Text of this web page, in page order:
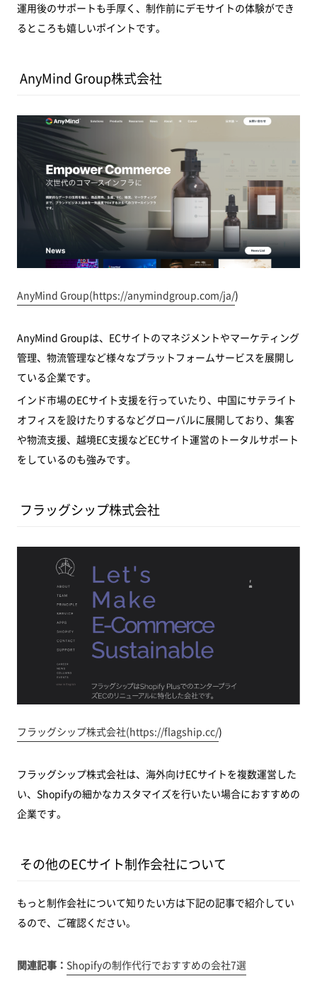
運用後のサポートも手厚く、制作前にデモサイトの体験ができ
るところも嬉しいポイントです。
AnyMind Group株式会社
AnyMind Group(https://anymindgroup.com/ja/)
AnyMind Groupは、ECサイトのマネジメントやマーケティング
管理、物流管理など様々なプラットフォームサービスを展開し
ている企業です。
インド市場のECサイト支援を行っていたり、中国にサテライト
オフィスを設けたりするなどグローバルに展開しており、集客
や物流支援、越境EC支援などECサイト運営のトータルサポート
をしているのも強みです。
フラッグシップ株式会社
フラッグシップ株式会社(https://flagship.cc/)
フラッグシップ株式会社は、海外向けECサイトを複数運営した
い、Shopifyの細かなカスタマイズを行いたい場合におすすめの
企業です。
その他のECサイト制作会社について
もっと制作会社について知りたい方は下記の記事で紹介してい
るので、ご確認ください。
関連記事： Shopifyの制作代行でおすすめの会社7選